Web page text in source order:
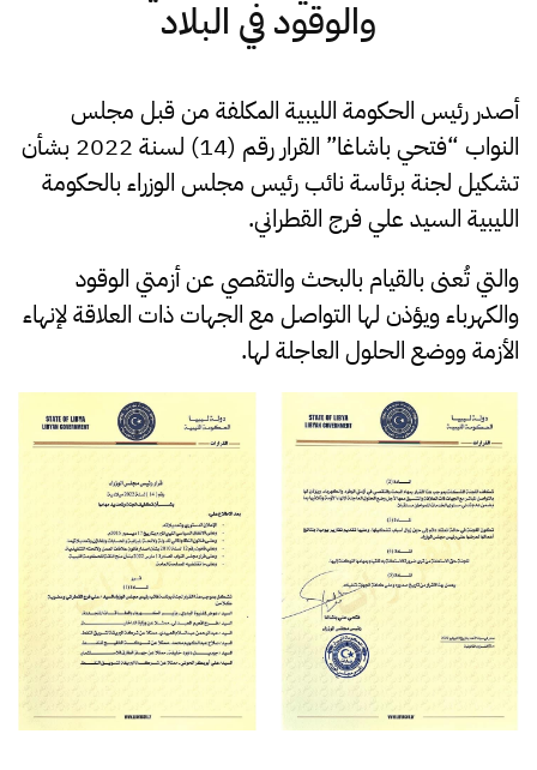
والوقود في البلاد
أصدر رئيس الحكومة الليبية المكلفة من قبل مجلس
النواب “فتحي باشاغا” القرار رقم (14) لسنة 2022 بشأن
تشكيل لجنة برئاسة نائب رئيس مجلس الوزراء بالحكومة
الليبية السيد علي فرج القطراني.
والتي تُعنى بالقيام بالبحث والتقصي عن أزمتي الوقود
والكهرباء ويؤذن لها التواصل مع الجهات ذات العلاقة لإنهاء
الأزمة ووضع الحلول العاجلة لها.